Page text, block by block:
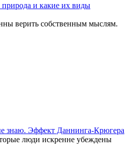
и какие их виды
верить собственным мыслям.
знаю. Эффект Даннинга-Крюгера
люди искренне убеждены